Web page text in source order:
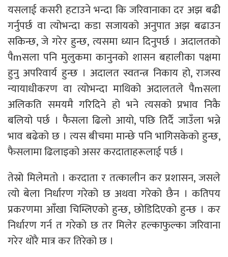
यसलाई कसरी हटाउने भन्दा कि जरिवानाका दर अझ बढी
गर्नुपर्छ वा त्योभन्दा कडा सजायको अनुपात अझ बढाउन
सकिन्छ, जे गरेर हुन्छ, त्यसमा ध्यान दिनुपर्छ । अदालतको
पैmसला पनि मुलुकमा कानुनको शासन बहालीका पक्षमा
हुनु अपरिवार्य हुन्छ । अदालत स्वतन्त्र निकाय हो, राजस्व
न्यायाधीकरण वा त्योभन्दा माथिको अदालतले पैmसला
अलिकति समयमै गरिदिने हो भने त्यसको प्रभाव निकै
बलियो पर्छ । फैसला ढिलो आयो, पछि तिर्दै जाउँला भन्ने
भाव बढेको छ । त्यस बीचमा मान्छे पनि भागिसकेको हुन्छ,
फैसलामा ढिलाइको असर करदाताहरूलाई पर्छ ।
तेस्रो मिलेमतो । करदाता र तत्कालीन कर प्रशासन, जसले
त्यो बेला निर्धारण गरेको छ अथवा गरेको छैन । कतिपय
प्रकरणमा आँखा चिम्लिएको हुन्छ, छोडिदिएको हुन्छ । कर
निर्धारण गर्न त गरेको छ तर मिलेर हल्काफुल्का जरिवाना
गरेर थोरै मात्र कर तिरेको छ ।